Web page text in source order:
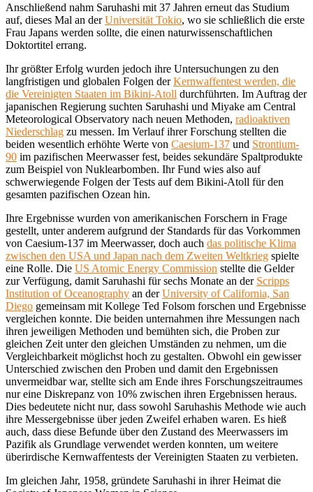
Anschließend nahm Saruhashi mit 37 Jahren erneut das Studium
auf, dieses Mal an derUniversität Tokio, wo sie schließlich die erste
Frau Japans werden sollte, die einen naturwissenschaftlichen
Doktortitel errang.
Ihr größter Erfolg wurden jedoch ihre Untersuchungen zu den
langfristigen und globalen Folgen derKernwaffentest werden, die
die Vereinigten Staaten im Bikini-Atoll durchführten. Im Auftrag der
japanischen Regierung suchten Saruhashi und Miyake am Central
Meteorological Observatory nach neuen Methoden, radioaktiven
Niederschlag zu messen. Im Verlauf ihrer Forschung stellten die
beiden wesentlich erhöhte Werte von Caesium-137 und Strontium-
90 im pazifischen Meerwasser fest, beides sekundäre Spaltprodukte
zum Beispiel von Nuklearbomben. Ihr Fund wies also auf
schwerwiegende Folgen der Tests auf dem Bikini-Atoll für den
gesamten pazifischen Ozean hin.
Ihre Ergebnisse wurden von amerikanischen Forschern in Frage
gestellt, unter anderem aufgrund der Standards für das Vorkommen
von Caesium-137 im Meerwasser, doch auch das politische Klima
zwischen den USA und Japan nach dem Zweiten Weltkrieg spielte
eine Rolle. Die US Atomic Energy Commission stellte die Gelder
zur Verfügung, damit Saruhashi für sechs Monate an der Scripps
Institution of Oceanography an derUniversity of California, San
Diego gemeinsam mit Kollege Ted Folsom forschen und Ergebnisse
vergleichen konnte. Die beiden unternahmen ihre Messungen nach
ihren jeweiligen Methoden und bemühten sich, die Proben zur
gleichen Zeit unter den gleichen Umständen zu nehmen, um die
Vergleichbarkeit möglichst hoch zu gestalten. Obwohl ein gewisser
Unterschied zwischen den Proben und damit den Ergebnissen
unvermeidbar war, stellte sich am Ende ihres Forschungszeitraumes
nur eine Diskrepanz von 10% zwischen ihren Ergebnissen heraus.
Dies bedeutete nicht nur, dass sowohl Saruhashis Methode wie auch
ihre Messergebnisse über jeden Zweifel erhaben waren. Es hieß
auch, dass diese Befunde über den Zustand des Meerwassers im
Pazifik als Grundlage verwendet werden konnten, um weitere
überirdische Kernwaffentests der Vereinigten Staaten zu verbieten.
Im gleichen Jahr, 1958, gründete Saruhashi in ihrer Heimat die